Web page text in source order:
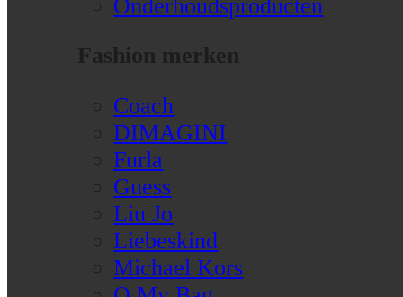
Onderhoudsproducten
Fashion merken
Coach
DIMAGINI
Furla
Guess
Liu Jo
Liebeskind
Michael Kors